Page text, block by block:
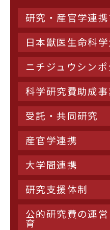
研究・産官学連携
日本獣医生命科
ニチジュウシンポ
科学研究費助成事
受託・共同研究
産官学連携
大学間連携
研究支援体制
公的研究費の運
育